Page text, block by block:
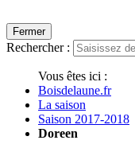
Fermer
Rechercher :
Vous êtes ici :
Boisdelaune.fr
La saison
Saison 2017-2018
Doreen